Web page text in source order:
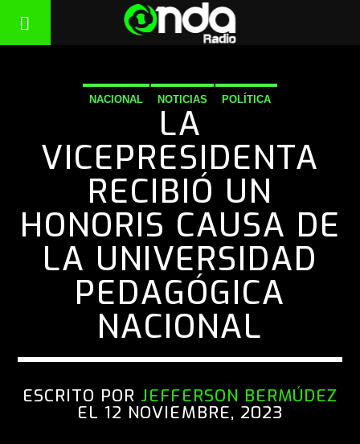
NACIONAL NOTICIAS POLÍTICA
LA
VICEPRESIDENTA
RECIBIÓ UN
HONORIS CAUSA DE
LA UNIVERSIDAD
PEDAGÓGICA
NACIONAL
ESCRITO POR JEFFERSON BERMÚDEZ
EL 12 NOVIEMBRE, 2023